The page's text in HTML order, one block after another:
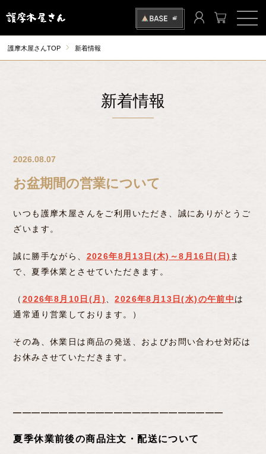
護摩木屋さんTOP 新着情報
新着情報
2026.08.07
お盆期間の営業について
いつも護摩木屋さんをご利用いただき、誠にありがとうご
ざいます。
誠に勝手ながら、 2026年8月13日(木)～8月16日(日) ま
で、夏季休業とさせていただきます。
（ 2026年8月10日(月) 、2026年8月13日(水)の午前中は
通常通り営業しております。）
その為、休業日は商品の発送、およびお問い合わせ対応は
お休みさせていただきます。
―――――――――――――――――――――――
夏季休業前後の商品注文・配送について